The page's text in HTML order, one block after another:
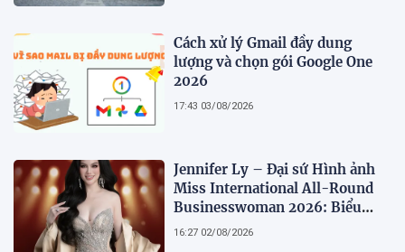
Cách xử lý Gmail đầy dung
lượng và chọn gói Google One
2026
17:43 03/08/2026
Jennifer Ly – Đại sứ Hình ảnh
Miss International All-Round
Businesswoman 2026: Biểu
tượng của nhan sắc, trí tuệ và
16:27 02/08/2026